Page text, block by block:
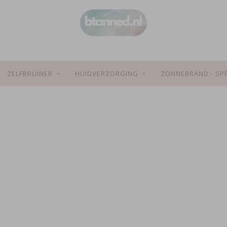
ZELFBRUINER HUIDVERZORGING ZONNEBRAND - SPF